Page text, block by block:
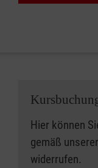
Hier können
gemäß unserer
widerrufen.